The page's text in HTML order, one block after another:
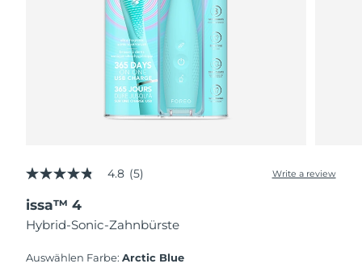
4.8
of
5
stars,
rating
4.8 (5) Write a review
issa™ 4
Hybrid-Sonic-Zahnbürste
Auswählen Farbe:Arctic Blue